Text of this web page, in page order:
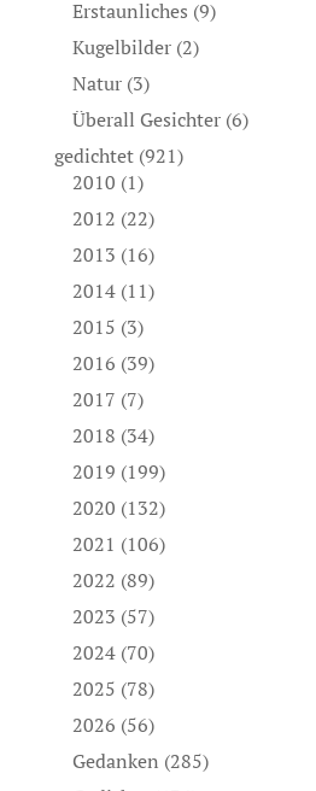
Erstaunliches (9)
Kugelbilder(2)
Natur(3)
Überall Gesichter(6)
gedichtet(921)
2010 (1)
2012 (22)
2013 (16)
2014(11)
2015 (3)
2016 (39)
2017 (7)
2018 (34)
2019 (199)
2020 (132)
2021 (106)
2022 (89)
2023 (57)
2024(70)
2025 (78)
2026 (56)
Gedanken (285)